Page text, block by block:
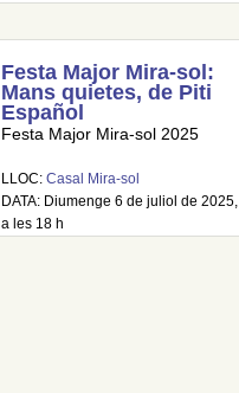
Festa Major Mira-sol:
Mans quietes, de Piti
Español
Festa Major Mira-sol 2025
LLOC: Casal Mira-sol
DATA: Diumenge 6 de juliol de 2025,
a les 18 h